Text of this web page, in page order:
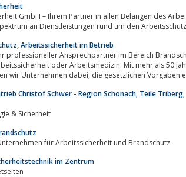
bietet
an Dienstleistungen rund um den
Arbeitssicherheit im Betrieb
Ansprechpartner im Bereich Brandschutz,
Leistungsspektrum supporten wir Unternehmen
Christof Schwer - Region Schonach, Teile
für Umwelt, Energie & Sicherheit
für Arbeitssicherheit und Brandschutz.
im Zentrum